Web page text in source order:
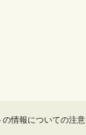
の情報についての注意